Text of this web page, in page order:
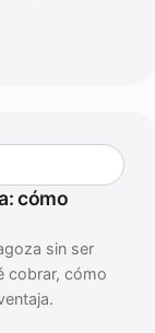
cómo
sin ser
cobrar, cómo